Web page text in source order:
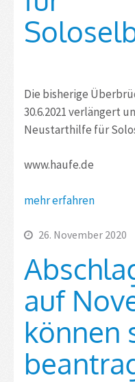
Die bisherige
30.6.2021 verlängert
Neustarthilfe für
www.haufe.de
mehr erfahren
26. November 2020
auf
können